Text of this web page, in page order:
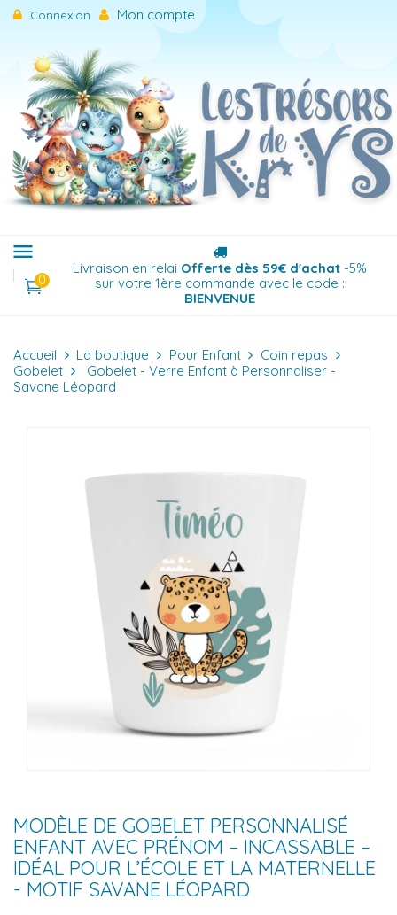
Connexion Mon compte
menu
0
Livraison en relai Offerte dès 59€ d'achat -5%
sur votre 1ère commande avec le code :
BIENVENUE
Accueil La boutique Pour Enfant
Coin repas
Gobelet
Gobelet - Verre Enfant à Personnaliser -
Savane Léopard
MODÈLE DE GOBELET PERSONNALISÉ
ENFANT AVEC PRÉNOM – INCASSABLE –
IDÉAL POUR L’ÉCOLE ET LA MATERNELLE
- MOTIF SAVANE LÉOPARD